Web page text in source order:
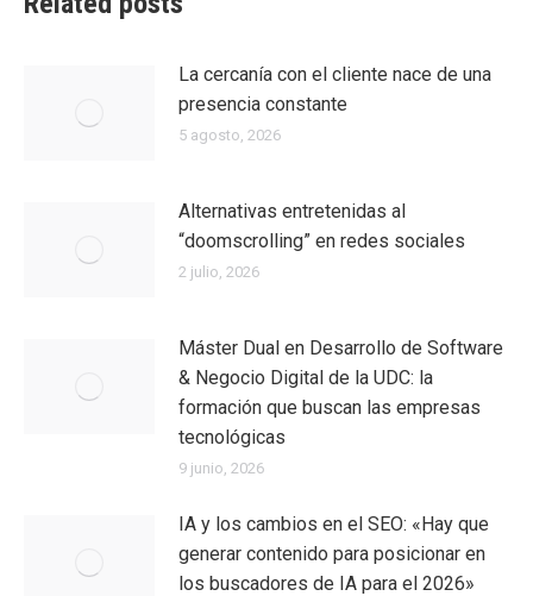
La cercanía con el cliente nace de una
presencia constante
5 agosto, 2026
Alternativas entretenidas al
“doomscrolling” en redes sociales
2 julio, 2026
Máster Dual en Desarrollo de Software
& Negocio Digital de la UDC: la
formación que buscan las empresas
tecnológicas
9 junio, 2026
IA y los cambios en el SEO: «Hay que
generar contenido para posicionar en
los buscadores de IA para el 2026»